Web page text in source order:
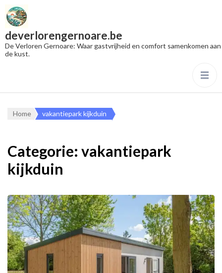
deverlorengernoare.be
De Verloren Gernoare: Waar gastvrijheid en comfort samenkomen aan
de kust.
Home vakantiepark kijkduin
Categorie: vakantiepark
kijkduin